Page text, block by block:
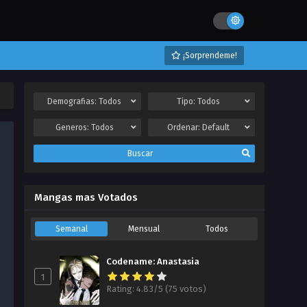
¡Sorprendeme!
Demografias:Todos Tipo:Todos
Generos: Todos Ordenar: Default
Buscar
Mangas mas Votados
Semanal Mensual Todos
1
Codename: Anastasia
Rating: 4.83/5 (75 votos)